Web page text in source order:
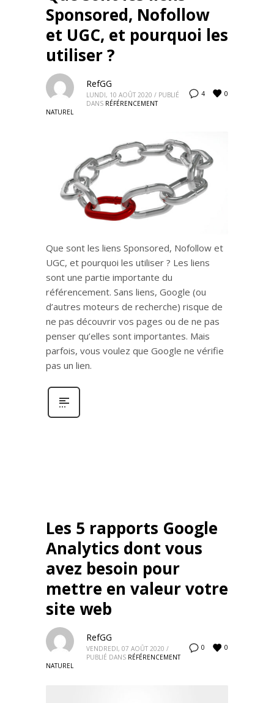
Sponsored, Nofollow
et UGC, et pourquoi les
utiliser ?
4 0
RefGG
LUNDI, 10 AOÛT 2020 / PUBLIÉ
DANS RÉFÉRENCEMENT
NATUREL
Que sont les liens Sponsored, Nofollow et
UGC, et pourquoi les utiliser ? Les liens
sont une partie importante du
référencement. Sans liens, Google (ou
d’autres moteurs de recherche) risque de
ne pas découvrir vos pages ou de ne pas
penser qu’elles sont importantes. Mais
parfois, vous voulez que Google ne vérifie
pas un lien.
Les 5 rapports Google
Analytics dont vous
avez besoin pour
mettre en valeur votre
site web
0 0
RefGG
VENDREDI, 07 AOÛT 2020 /
PUBLIÉ DANS RÉFÉRENCEMENT
NATUREL